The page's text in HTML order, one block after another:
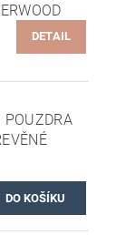
DETAIL
POUZDRA